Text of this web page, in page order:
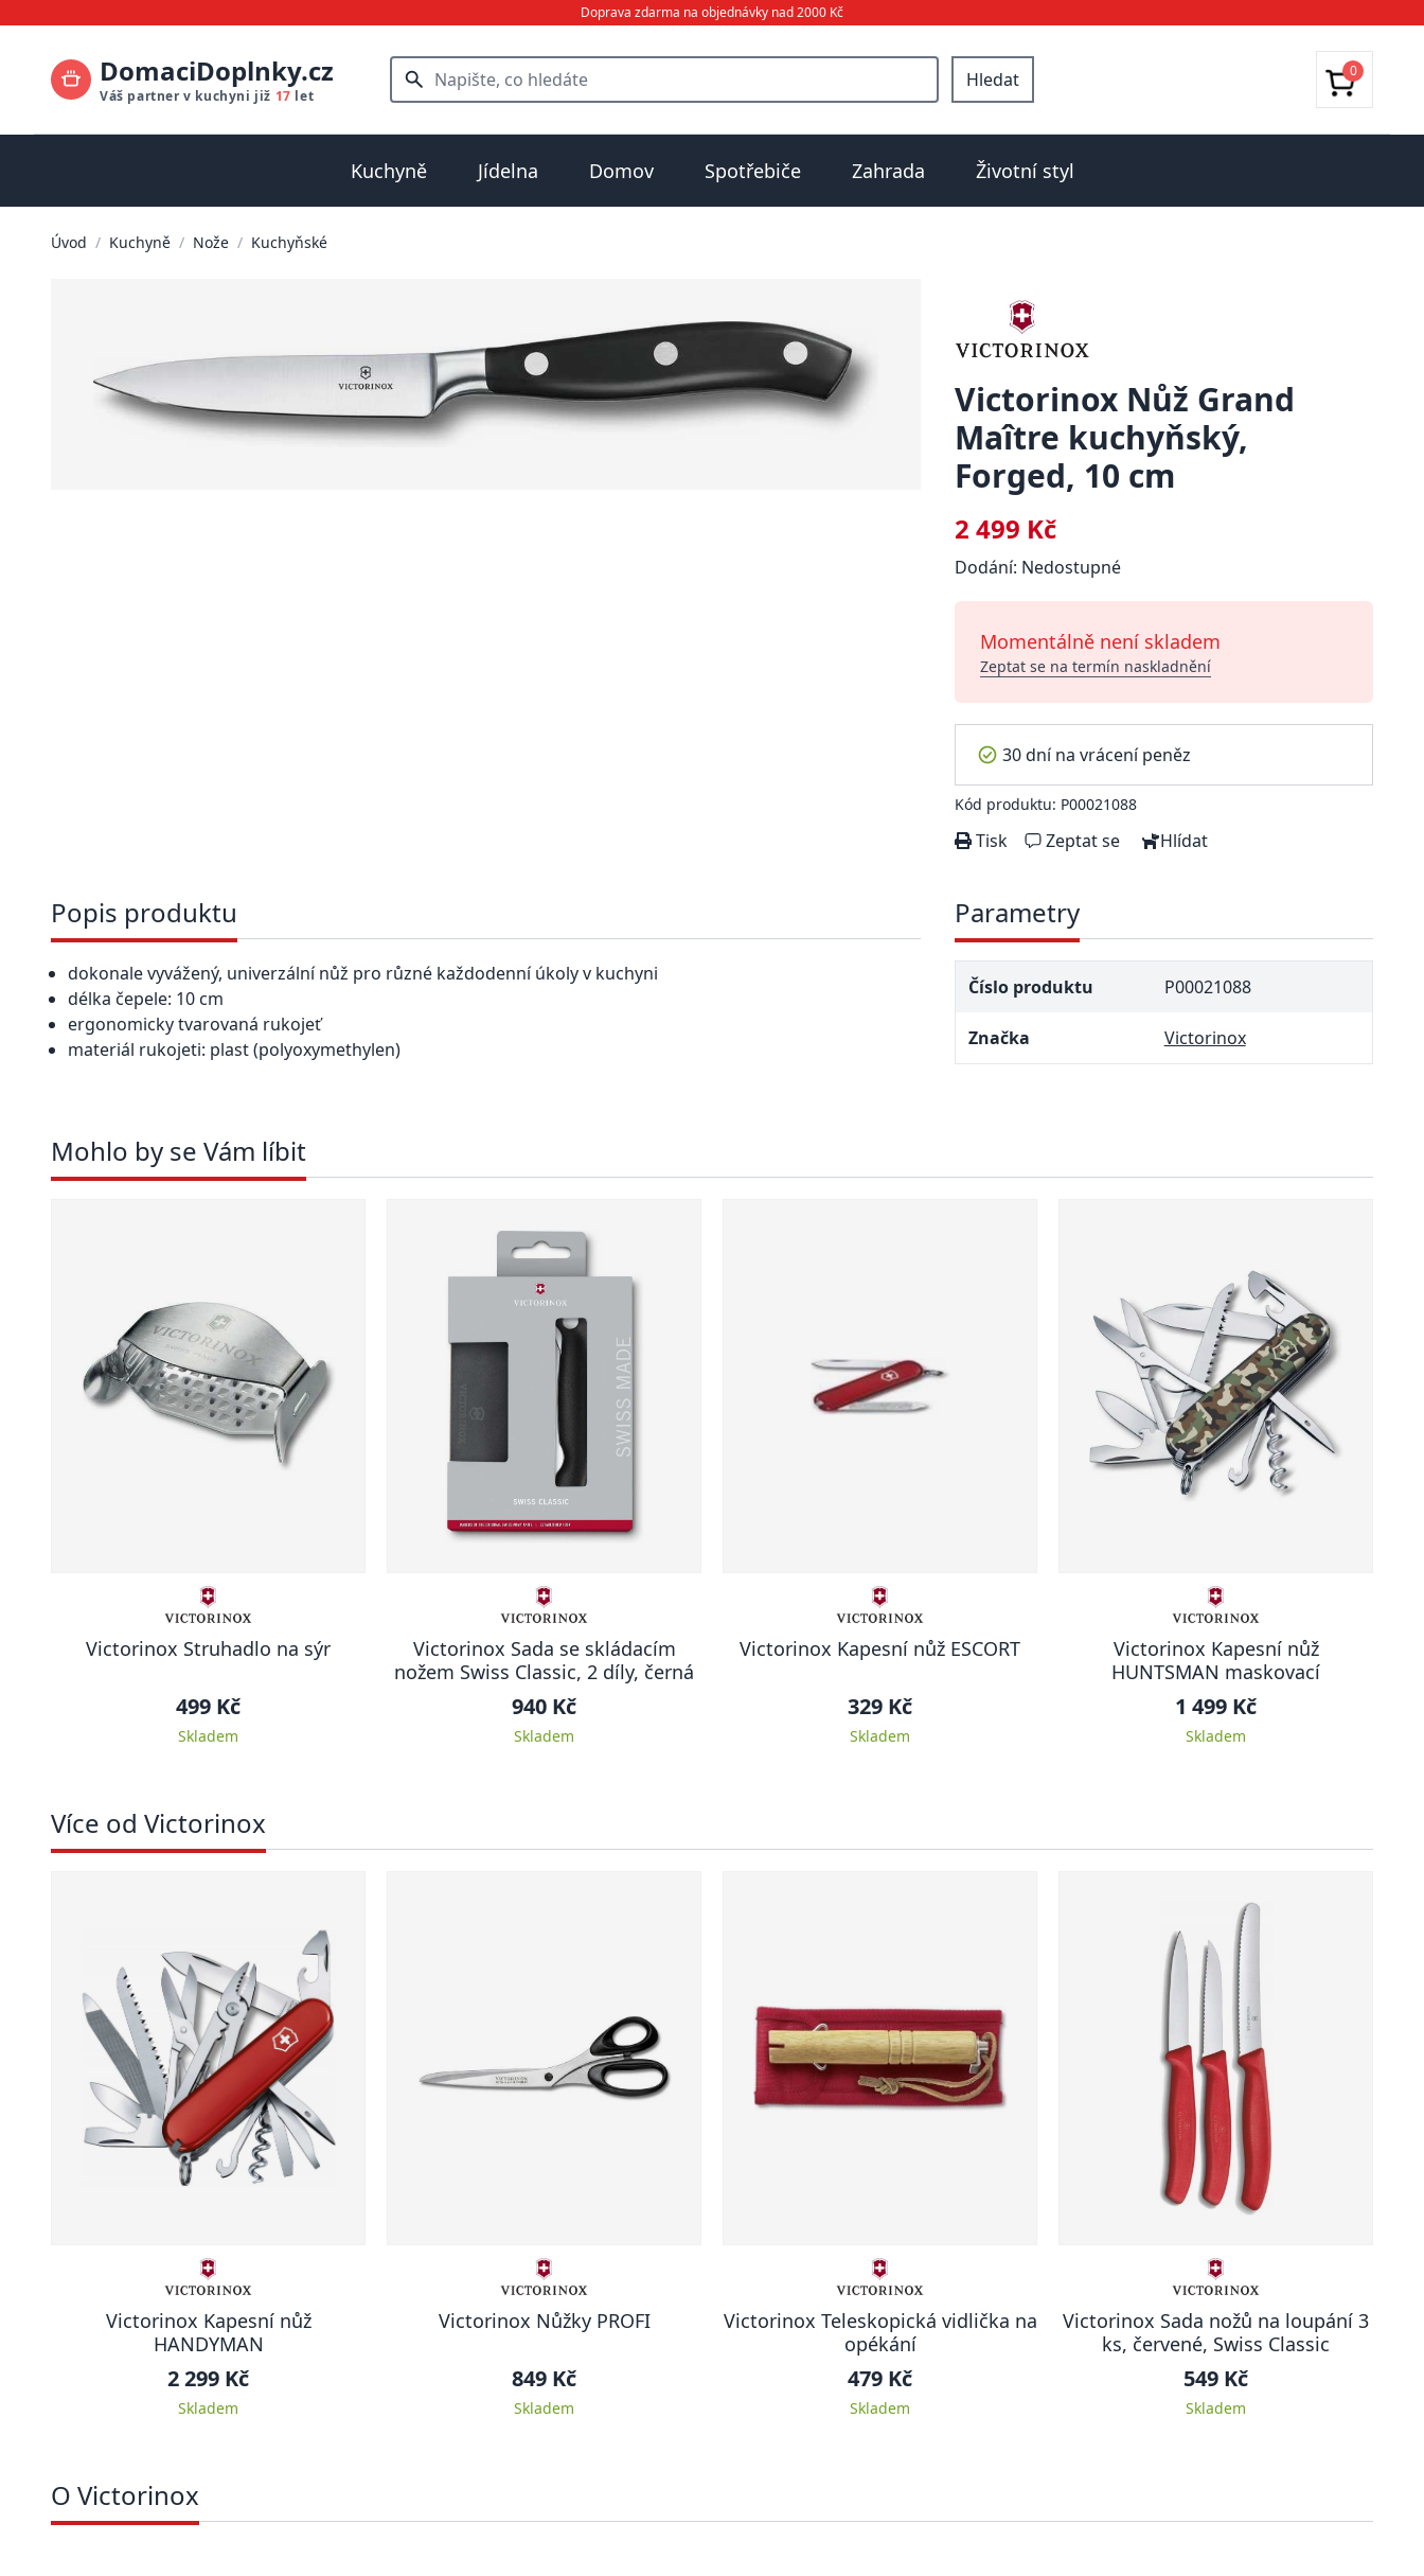
Doprava zdarma na objednávky nad 2000 Kč
DomaciDoplnky.cz
Váš partner v kuchyni již 17 let
Hledat 0
Kuchyně Jídelna Domov Spotřebiče Zahrada Životní styl
Úvod / Kuchyně / Nože / Kuchyňské
Victorinox Nůž Grand
Maître kuchyňský,
Forged, 10 cm
2 499 Kč
Dodání: Nedostupné
Momentálně není skladem
Zeptat se na termín naskladnění
30 dní na vrácení peněz
Kód produktu: P00021088
Tisk Zeptat se Hlídat
Popis produktu
dokonale vyvážený, univerzální nůž pro různé každodenní úkoly v kuchyni
délka čepele: 10 cm
ergonomicky tvarovaná rukojeť
materiál rukojeti: plast (polyoxymethylen)
Parametry
Číslo produktu P00021088
Značka Victorinox
Mohlo by se Vám líbit
Victorinox Struhadlo na sýr
499 Kč
Skladem
Victorinox Sada se skládacím
nožem Swiss Classic, 2 díly, černá
940 Kč
Skladem
Victorinox Kapesní nůž ESCORT
329 Kč
Skladem
Victorinox Kapesní nůž
HUNTSMAN maskovací
1 499 Kč
Skladem
Více od Victorinox
Victorinox Kapesní nůž
HANDYMAN
2 299 Kč
Skladem
Victorinox Nůžky PROFI
849 Kč
Skladem
Victorinox Teleskopická vidlička na
opékání
479 Kč
Skladem
Victorinox Sada nožů na loupání 3
ks, červené, Swiss Classic
549 Kč
Skladem
O Victorinox